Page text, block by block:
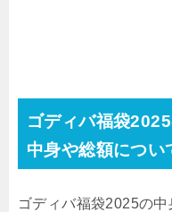
ゴディバ福袋
中身や総額につい
ゴディバ福袋2025の